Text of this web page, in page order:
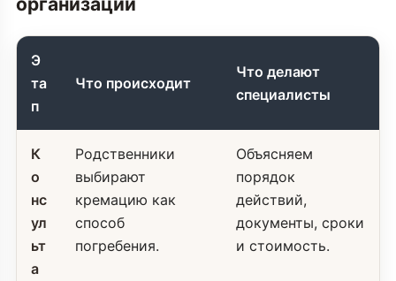
Э
та
п
Что происходит
Что делают
специалисты
К
о
нс
ул
ьт
а
Родственники
выбирают
кремацию как
способ
погребения.
Объясняем
порядок
действий,
документы, сроки
и стоимость.